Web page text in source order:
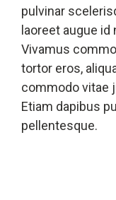
pulvinar
laoreet augue
Vivamus
tortor eros,
commodo vitae
Etiam dapibus
pellentesque.